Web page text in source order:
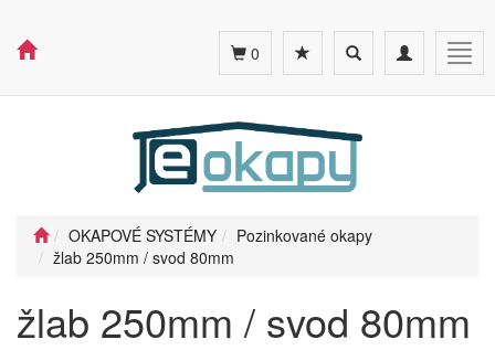
Toggle
navigation
Toggle
search
0
OKAPOVÉ SYSTÉMY
Pozinkované okapy
žlab 250mm / svod 80mm
žlab 250mm / svod 80mm